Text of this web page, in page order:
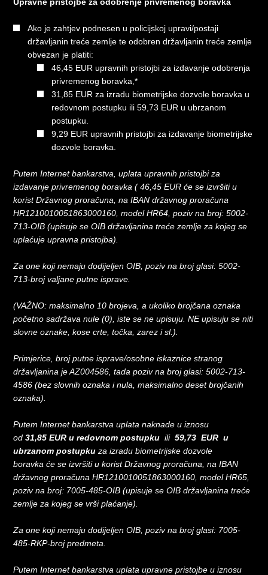
Ako je zahtjev podnesen u policijskoj upravi/postaji
državljanin treće zemlje te odobren državljanin treće zemlje
obvezan je platiti:
46,45 EUR upravnih pristojbi za izdavanje odobrenja
privremenog boravka,*
31,85 EUR za izradu biometrijske dozvole boravka u
redovnom postupku ili 59,73 EUR u ubrzanom
postupku.
9,29 EUR upravnih pristojbi za izdavanje biometrijske
dozvole boravka.
Putem Internet bankarstva, uplata upravnih pristojbi za
izdavanje privremenog boravka ( 46,45 EUR će se izvršiti u
korist Državnog proračuna, na IBAN državnog proračuna
HR1210010051863000160, model HR64, poziv na broj: 5002-
713-OIB (upisuje se OIB državljanina treće zemlje za kojeg se
uplaćuje upravna pristojba).
Za one koji nemaju dodijeljen OIB, poziv na broj glasi: 5002-
713-broj valjane putne isprave.
(VAŽNO: maksimalno 10 brojeva, a ukoliko brojčana oznaka
početno sadržava nule (0), iste se ne upisuju. NE upisuju se niti
slovne oznake, kose crte, točka, zarez i sl.).
Primjerice, broj putne isprave/osobne iskaznice stranog
državljanina je AZ004586, tada poziv na broj glasi: 5002-713-
4586 (bez slovnih oznaka i nula, maksimalno deset brojčanih
oznaka).
Putem Internet bankarstva uplata naknade u iznosu
od31,85 EUR u redovnom postupku ili59,73 EUR u
ubrzanom postupkuza izradu biometrijske dozvole
boravka će se izvršiti u korist Državnog proračuna, na IBAN
državnog proračuna HR1210010051863000160, model HR65,
poziv na broj: 7005-485-OIB (upisuje se OIB državljanina treće
zemlje za kojeg se vrši plaćanje).
Za one koji nemaju dodijeljen OIB, poziv na broj glasi: 7005-
485-RKP-broj predmeta.
Putem Internet bankarstva uplata upravne pristojbe u iznosu